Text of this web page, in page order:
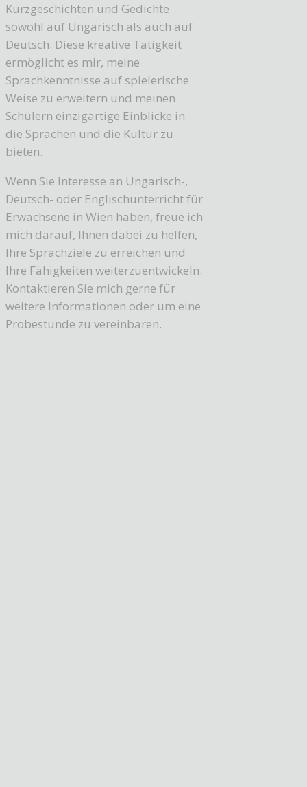
Kurzgeschichten und Gedichte
sowohl auf Ungarisch als auch auf
Deutsch. Diese kreative Tätigkeit
ermöglicht es mir, meine
Sprachkenntnisse auf spielerische
Weise zu erweitern und meinen
Schülern einzigartige Einblicke in
die Sprachen und die Kultur zu
bieten.
Wenn Sie Interesse an Ungarisch-,
Deutsch- oder Englischunterricht für
Erwachsene in Wien haben, freue ich
mich darauf, Ihnen dabei zu helfen,
Ihre Sprachziele zu erreichen und
Ihre Fähigkeiten weiterzuentwickeln.
Kontaktieren Sie mich gerne für
weitere Informationen oder um eine
Probestunde zu vereinbaren.